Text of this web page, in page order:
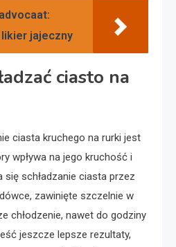
jajeczny
ciasto na
ciasta kruchego na rurki jest
wpływa na jego kruchość i
się schładzanie ciasta przez
zawinięte szczelnie w
chłodzenie, nawet do godziny
jeszcze lepsze rezultaty,